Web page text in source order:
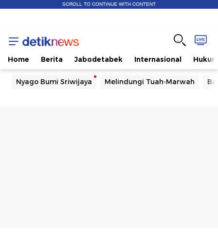
SCROLL TO CONTINUE WITH CONTENT
Home Berita Jabodetabek Internasional Hukum
Nyago Bumi Sriwijaya Melindungi Tuah-Marwah